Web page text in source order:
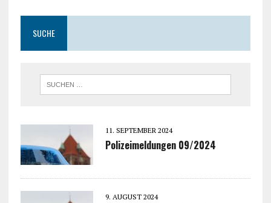
SUCHE
11. SEPTEMBER 2024
Polizeimeldungen 09/2024
9. AUGUST 2024